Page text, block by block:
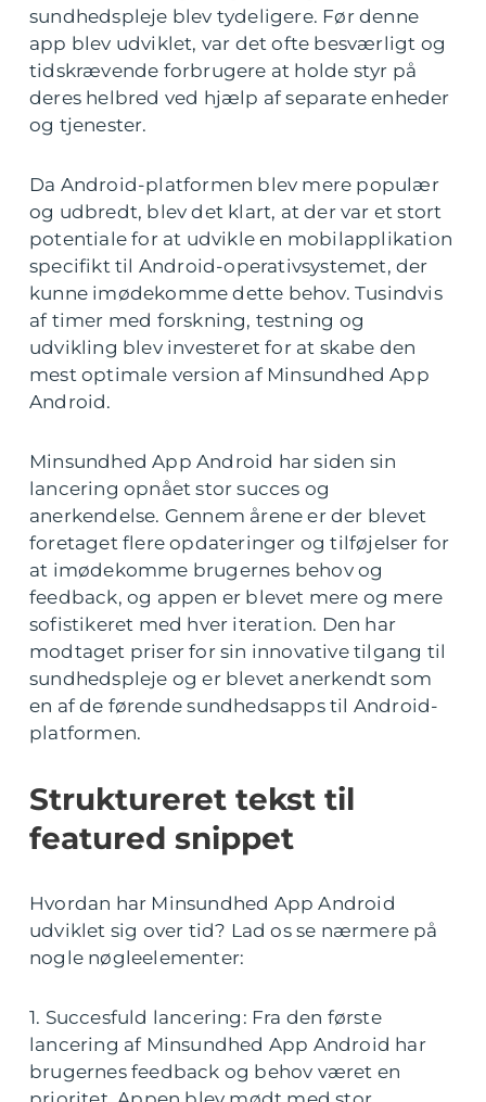
sundhedspleje blev tydeligere. Før denne
app blev udviklet, var det ofte besværligt og
tidskrævende forbrugere at holde styr på
deres helbred ved hjælp af separate enheder
og tjenester.
Da Android-platformen blev mere populær
og udbredt, blev det klart, at der var et stort
potentiale for at udvikle en mobilapplikation
specifikt til Android-operativsystemet, der
kunne imødekomme dette behov. Tusindvis
af timer med forskning, testning og
udvikling blev investeret for at skabe den
mest optimale version af Minsundhed App
Android.
Minsundhed App Android har siden sin
lancering opnået stor succes og
anerkendelse. Gennem årene er der blevet
foretaget flere opdateringer og tilføjelser for
at imødekomme brugernes behov og
feedback, og appen er blevet mere og mere
sofistikeret med hver iteration. Den har
modtaget priser for sin innovative tilgang til
sundhedspleje og er blevet anerkendt som
en af de førende sundhedsapps til Android-
platformen.
Struktureret tekst til
featured snippet
Hvordan har Minsundhed App Android
udviklet sig over tid? Lad os se nærmere på
nogle nøgleelementer:
1. Succesfuld lancering: Fra den første
lancering af Minsundhed App Android har
brugernes feedback og behov været en